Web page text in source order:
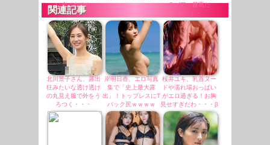
い金」なのか
ラビア、最高だ
わ・・・
関連記事
北川景子さん、露出
狂みたいな透け透け
の丸見え服で外をう
ろつく・・・
岸明日香、エロ写真
集で「史上最大露
出」！トップレスにT
バック尻ｗｗｗｗ
桜井ユキ、乳首ヌー
ドや濡れ場おっぱい
がエロ過ぎる！お胸
見せすぎだわ・・・β